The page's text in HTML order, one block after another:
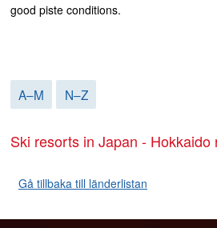
good piste conditions.
A–M N–Z
Ski resorts in Japan -
Gå tillbaka till länderlistan